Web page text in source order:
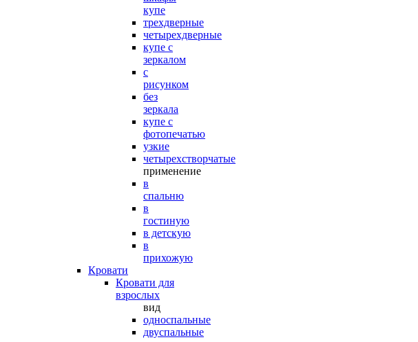
купе
трехдверные
четырехдверные
купе с
зеркалом
с
рисунком
без
зеркала
купе с
фотопечатью
узкие
четырехстворчатые
применение
в
спальню
в
гостиную
в детскую
в
прихожую
Кровати
Кровати для
взрослых
вид
односпальные
двуспальные